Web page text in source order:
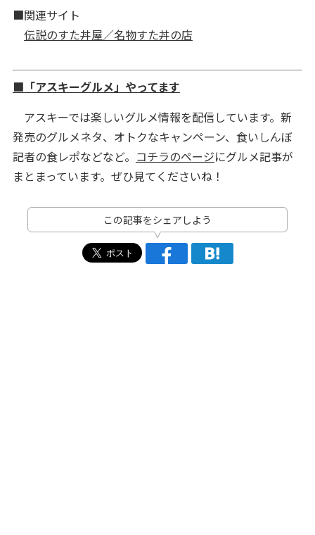
■関連サイト
伝説のすた丼屋／名物すた丼の店
■「アスキーグルメ」やってます
アスキーでは楽しいグルメ情報を配信しています。新
発売のグルメネタ、オトクなキャンペーン、食いしんぼ
記者の食レポなどなど。 コチラのページにグルメ記事が
まとまっています。ぜひ見てくださいね！
この記事をシェアしよう